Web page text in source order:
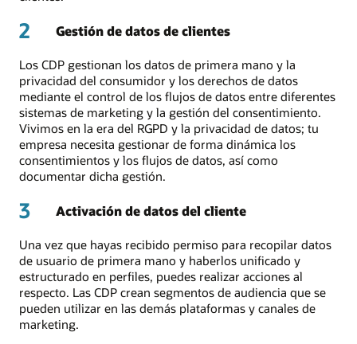
2 Gestión de datos de clientes
Los CDP gestionan los datos de primera mano y la
privacidad del consumidor y los derechos de datos
mediante el control de los flujos de datos entre diferentes
sistemas de marketing y la gestión del consentimiento.
Vivimos en la era del RGPD y la privacidad de datos; tu
empresa necesita gestionar de forma dinámica los
consentimientos y los flujos de datos, así como
documentar dicha gestión.
3 Activación de datos del cliente
Una vez que hayas recibido permiso para recopilar datos
de usuario de primera mano y haberlos unificado y
estructurado en perfiles, puedes realizar acciones al
respecto. Las CDP crean segmentos de audiencia que se
pueden utilizar en las demás plataformas y canales de
marketing.